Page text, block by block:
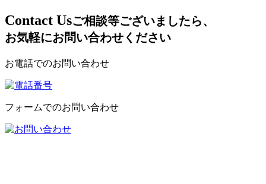
Contact Usご相談等ございましたら、
お気軽にお問い合わせください
お電話でのお問い合わせ
フォームでのお問い合わせ